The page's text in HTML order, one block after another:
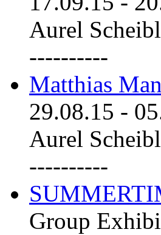
Aurel
----------
Matthias
29.08.15 -
Aurel
----------
Group